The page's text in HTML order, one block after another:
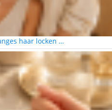
haar locken …